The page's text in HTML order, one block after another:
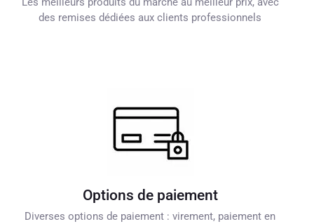
des remises dédiées aux clients professionnels
Options de paiement
Diverses options de paiement : virement, paiement en